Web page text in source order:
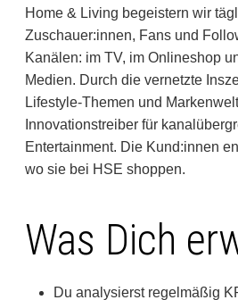
Home & Living begeistern wir
Zuschauer:innen, Fans und
Kanälen: im TV, im Onlineshop
Medien. Durch die vernetzte
Lifestyle-Themen und
Innovationstreiber für
Entertainment. Die Kund:innen
wo sie bei HSE shoppen.
Was Dich
Du analysierst regelmäßig